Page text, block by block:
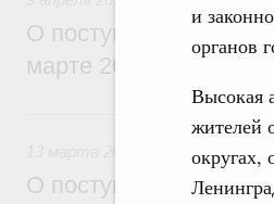
и
органов
Высокая
жителей
округах,
О поступивших в
марте 2026 года
О поступивших в